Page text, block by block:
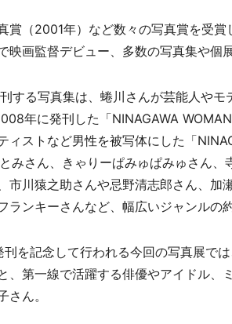
賞（2001年）など数々の写真賞を受
映画監督デビュー、多数の写真集や個
する写真集は、蜷川さんが芸能人やモ
年に発刊した「NINAGAWA
ィストなど男性を被写体にした「
みさん、きゃりーぱみゅぱみゅさん
市川猿之助さんや忌野清志郎さん、
ランキーさんなど、幅広いジャンルの
を記念して行われる今回の写真展で
、第一線で活躍する俳優やアイドル、
さん。